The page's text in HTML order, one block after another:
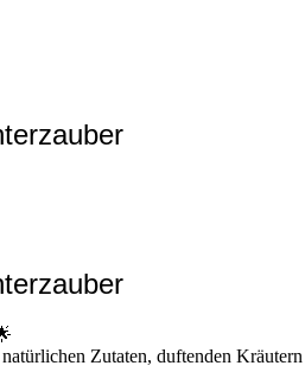
Zutaten, duftenden